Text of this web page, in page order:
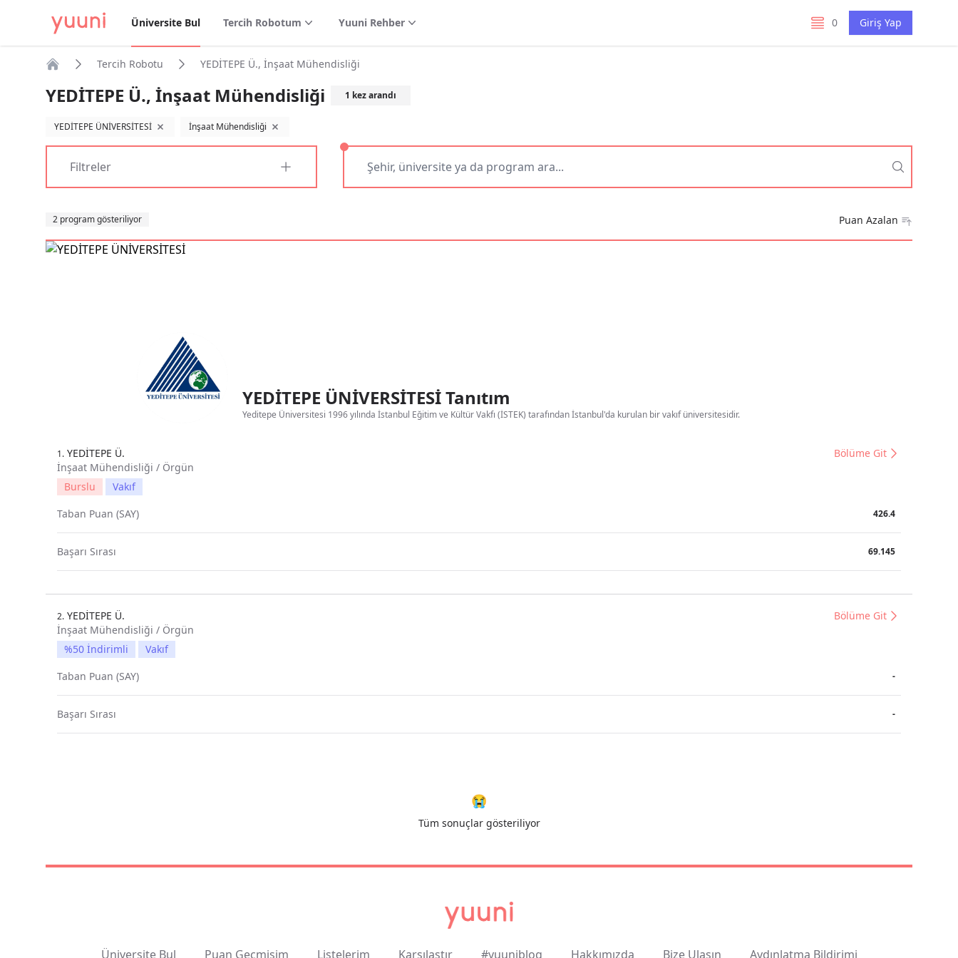
Üniversite Bul Tercih Robotum Yuuni Rehber 0
listelerim Giriş Yap
Tercih Robotu YEDİTEPE Ü., İnşaat Mühendisliği
YEDİTEPE Ü., İnşaat Mühendisliği 1 kez arandı
YEDİTEPE ÜNİVERSİTESİ filtreyi kaldırİnşaat Mühendisliği filtreyi kaldır
Filtreler
2 program gösteriliyor Puan Azalan
YEDİTEPE ÜNİVERSİTESİ Tanıtım
Yeditepe Üniversitesi 1996 yılında İstanbul Eğitim ve Kültür Vakfı (İSTEK) tarafından İstanbul'da kurulan bir vakıf üniversitesidir.
1. YEDİTEPE Ü.
İnşaat Mühendisliği / Örgün
Bölüme Git
Burslu
Vakıf
Taban Puan (SAY)
426.4
Başarı Sırası 69.145
2. YEDİTEPE Ü.
İnşaat Mühendisliği / Örgün
Bölüme Git
%50 İndirimli
Vakıf
Taban Puan (SAY)
-
Başarı Sırası -
😭
Tüm sonuçlar gösteriliyor
Üniversite Bul Puan Geçmişim Listelerim Karşılaştır #yuuniblog Hakkımızda Bize Ulaşın Aydınlatma Bildirimi